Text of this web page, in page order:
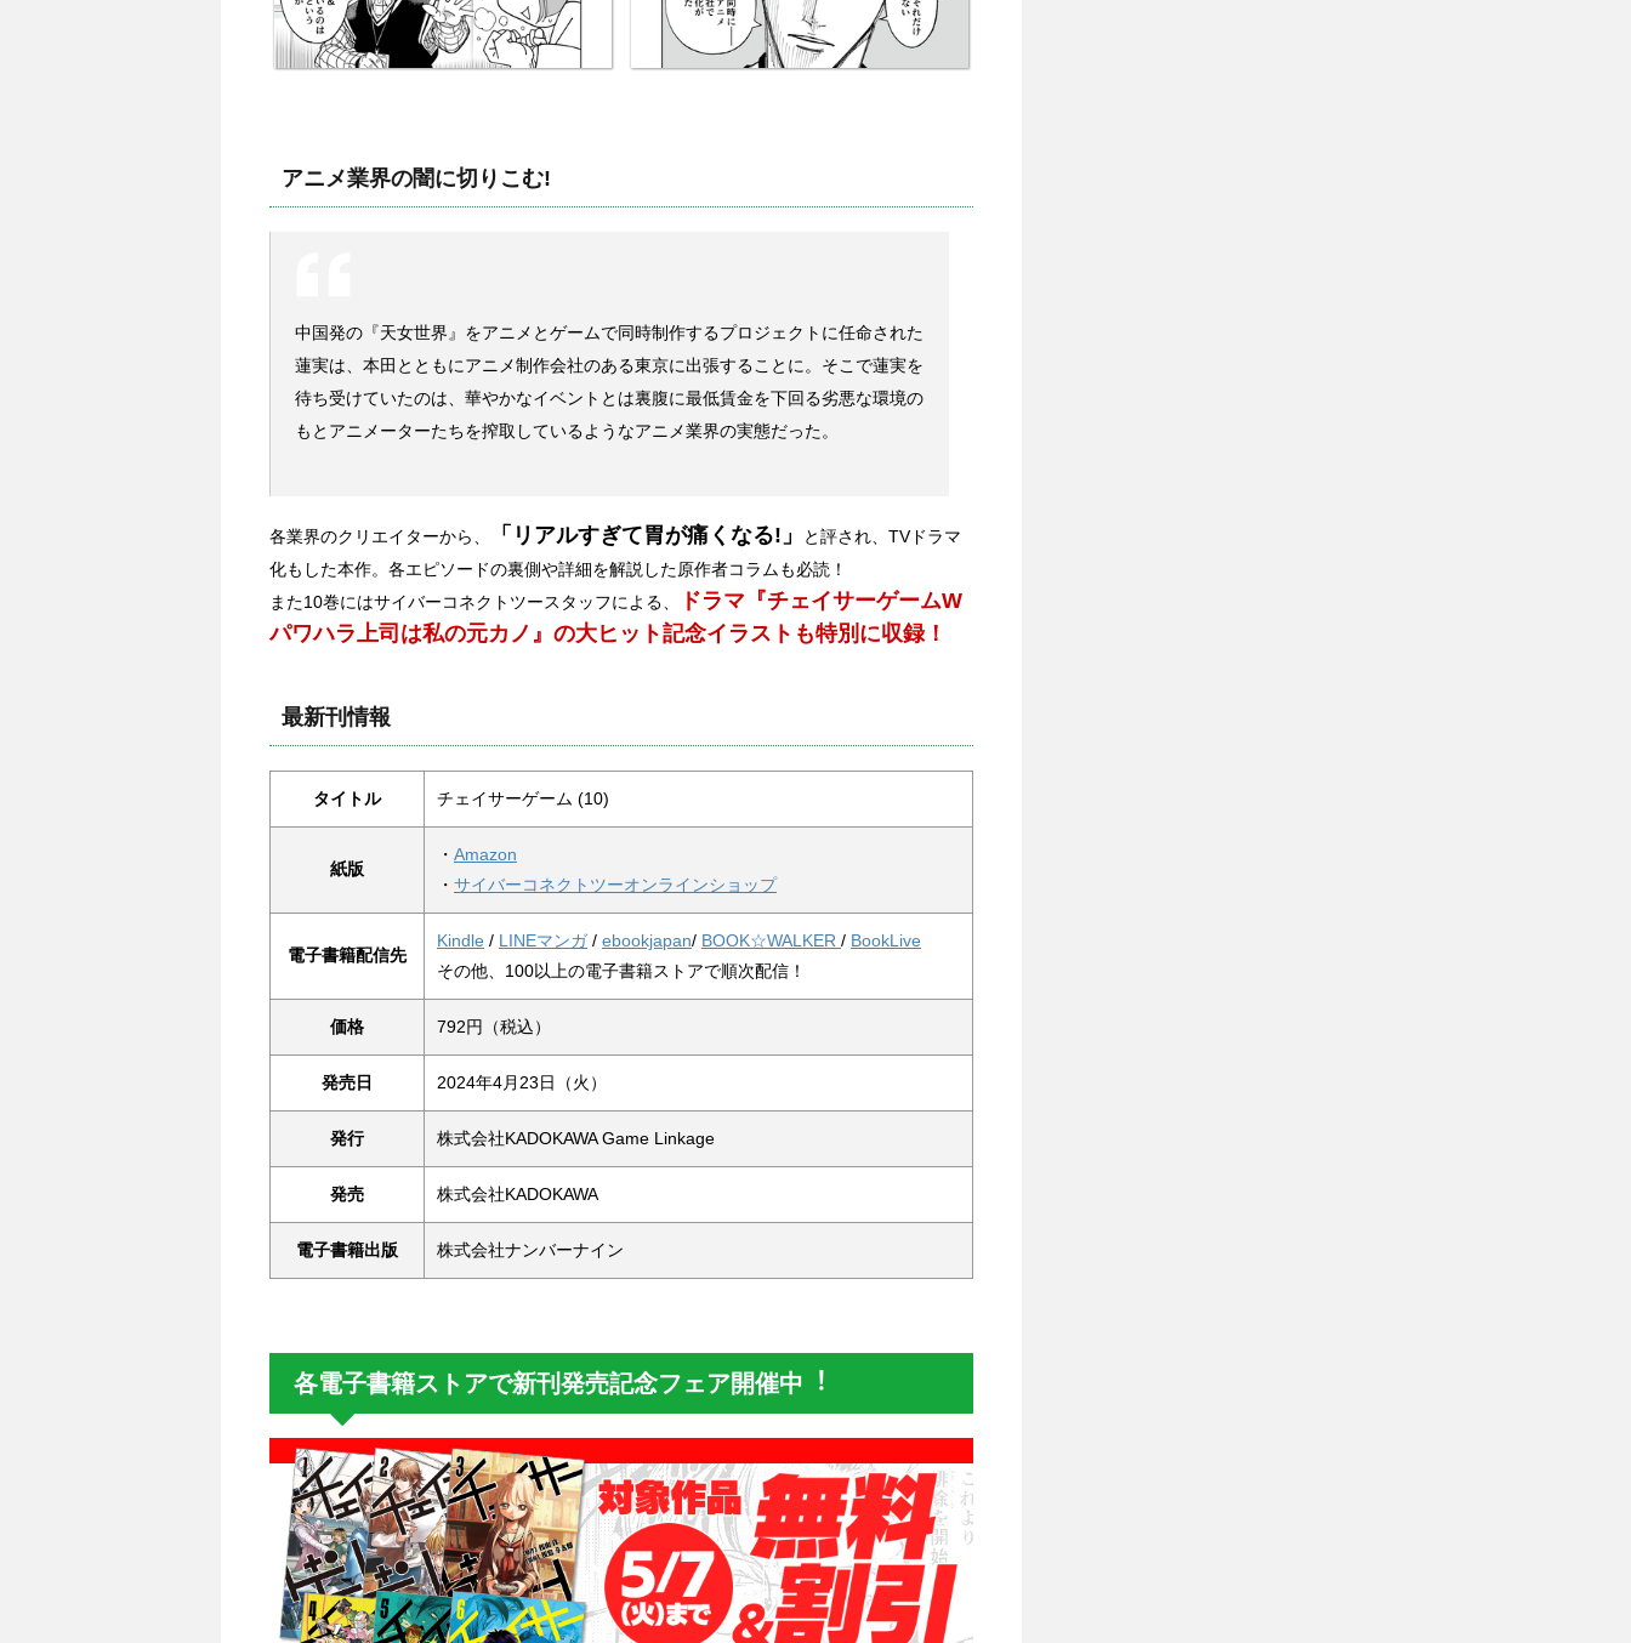
アニメ業界の闇に切りこむ!
中国発の『天女世界』をアニメとゲームで同時制作するプロジェクトに任命された
蓮実は、本田とともにアニメ制作会社のある東京に出張することに。そこで蓮実を
待ち受けていたのは、華やかなイベントとは裏腹に最低賃金を下回る劣悪な環境の
もとアニメーターたちを搾取しているようなアニメ業界の実態だった。
各業界のクリエイターから、 「リアルすぎて胃が痛くなる!」
と評され、TVドラマ
化もした本作。各エピソードの裏側や詳細を解説した原作者コラムも必読！
また10巻にはサイバーコネクトツースタッフによる、
ドラマ『チェイサーゲームW
パワハラ上司は私の元カノ』の大ヒット記念イラストも特別に収録！
最新刊情報
タイトル チェイサーゲーム (10)
紙版
・ Amazon
・ サイバーコネクトツーオンラインショップ
電子書籍配信先
Kindle / LINEマンガ/ ebookjapan/ BOOK☆WALKER / BookLive
その他、100以上の電子書籍ストアで順次配信！
価格 792円（税込）
発売日 2024年4月23日（火）
発行 株式会社KADOKAWA Game Linkage
発売 株式会社KADOKAWA
電子書籍出版 株式会社ナンバーナイン
各電子書籍ストアで新刊発売記念フェア開催中︕